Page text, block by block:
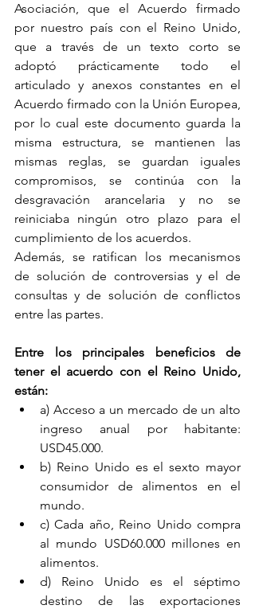
Asociación, que el Acuerdo firmado
por nuestro país con el Reino Unido,
que a través de un texto corto se
adoptó prácticamente todo el
articulado y anexos constantes en el
Acuerdo firmado con la Unión Europea,
por lo cual este documento guarda la
misma estructura, se mantienen las
mismas reglas, se guardan iguales
compromisos, se continúa con la
desgravación arancelaria y no se
reiniciaba ningún otro plazo para el
cumplimiento de los acuerdos.
Además, se ratifican los mecanismos
de solución de controversias y el de
consultas y de solución de conflictos
entre las partes.
Entre los principales beneficios de
tener el acuerdo con el Reino Unido,
están:
a) Acceso a un mercado de un alto
ingreso anual por habitante:
USD45.000.
b) Reino Unido es el sexto mayor
consumidor de alimentos en el
mundo.
c) Cada año, Reino Unido compra
al mundo USD60.000 millones en
alimentos.
d) Reino Unido es el séptimo
destino de las exportaciones